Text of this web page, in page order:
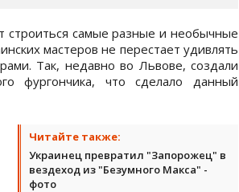
самые разные и необычные
мастеров не перестает удивлять
Так, недавно во Львове, создали
фургончика, что сделало данный
Читайте также:
Украинец превратил "Запорожец" в
вездеход из "Безумного Макса" -
фото